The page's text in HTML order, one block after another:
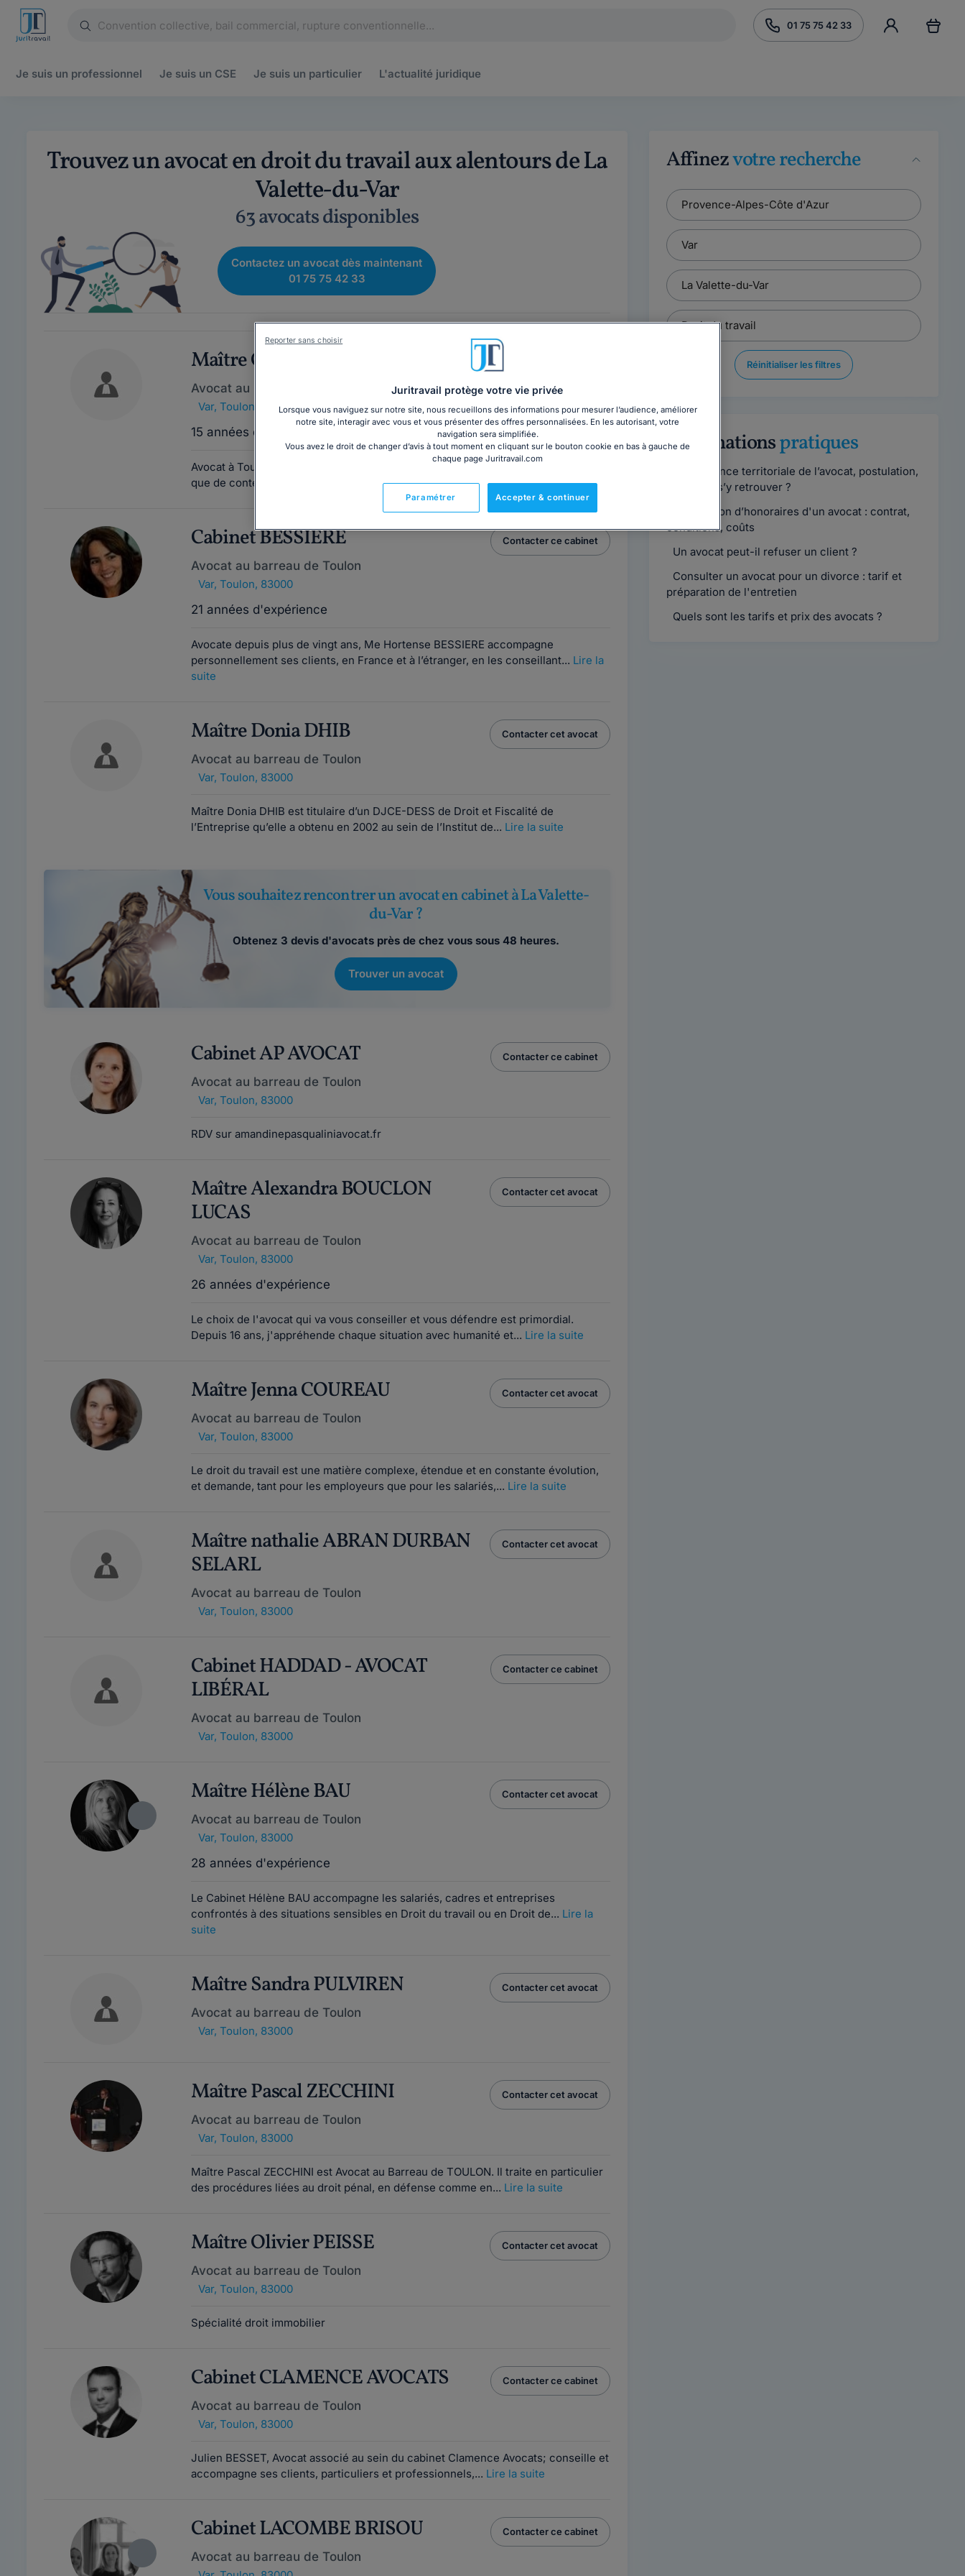
01 75 75 42 33
Je suis un professionnel Je suis un CSE Je suis un particulier L'actualité juridique
Trouvez un avocat en droit du travail aux alentours de La
Valette-du-Var
63 avocats disponibles
Contactez un avocat dès maintenant
01 75 75 42 33
Maître Catherine MISSUC
Avocat au barreau de Toulon
Var, Toulon, 83000
15 années d'expérience
Avocat à Toulon, Maître Catherine MISSUC intervient tant en matière de conseil
que de contentieux, principalement en Droit de la famille, des...Lire la suite
Cabinet BESSIERE
Avocat au barreau de Toulon
Var, Toulon, 83000
21 années d'expérience
Contacter ce cabinet
Avocate depuis plus de vingt ans, Me Hortense BESSIERE accompagne
personnellement ses clients, en France et à l’étranger, en les conseillant... Lire la
suite
Maître Donia DHIB
Avocat au barreau de Toulon
Var, Toulon, 83000
Contacter cet avocat
Maître Donia DHIB est titulaire d’un DJCE-DESS de Droit et Fiscalité de
l’Entreprise qu’elle a obtenu en 2002 au sein de l’Institut de... Lire la suite
Vous souhaitez rencontrer un avocat en cabinet à La Valette-
du-Var ?
Obtenez 3 devis d'avocats près de chez vous sous 48 heures.
Trouver un avocat
Cabinet AP AVOCAT
Avocat au barreau de Toulon
Var, Toulon, 83000
Contacter ce cabinet
RDV sur amandinepasqualiniavocat.fr
Maître Alexandra BOUCLON
LUCAS
Avocat au barreau de Toulon
Var, Toulon, 83000
26 années d'expérience
Contacter cet avocat
Le choix de l'avocat qui va vous conseiller et vous défendre est primordial.
Depuis 16 ans, j'appréhende chaque situation avec humanité et... Lire la suite
Maître Jenna COUREAU
Avocat au barreau de Toulon
Var, Toulon, 83000
Contacter cet avocat
Le droit du travail est une matière complexe, étendue et en constante évolution,
et demande, tant pour les employeurs que pour les salariés,... Lire la suite
Maître nathalie ABRAN DURBAN
SELARL
Avocat au barreau de Toulon
Var, Toulon, 83000
Contacter cet avocat
Cabinet HADDAD - AVOCAT
LIBÉRAL
Avocat au barreau de Toulon
Var, Toulon, 83000
Contacter ce cabinet
Maître Hélène BAU
Avocat au barreau de Toulon
Var, Toulon, 83000
28 années d'expérience
Contacter cet avocat
Le Cabinet Hélène BAU accompagne les salariés, cadres et entreprises
confrontés à des situations sensibles en Droit du travail ou en Droit de... Lire la
suite
Maître Sandra PULVIREN
Avocat au barreau de Toulon
Var, Toulon, 83000
Contacter cet avocat
Maître Pascal ZECCHINI
Avocat au barreau de Toulon
Var, Toulon, 83000
Contacter cet avocat
Maître Pascal ZECCHINI est Avocat au Barreau de TOULON. Il traite en particulier
des procédures liées au droit pénal, en défense comme en... Lire la suite
Maître Olivier PEISSE
Avocat au barreau de Toulon
Var, Toulon, 83000
Contacter cet avocat
Spécialité droit immobilier
Cabinet CLAMENCE AVOCATS
Avocat au barreau de Toulon
Var, Toulon, 83000
Contacter ce cabinet
Julien BESSET, Avocat associé au sein du cabinet Clamence Avocats; conseille et
accompagne ses clients, particuliers et professionnels,... Lire la suite
Cabinet LACOMBE BRISOU
Avocat au barreau de Toulon
Contacter ce cabinet
Affinezvotre recherche
Réinitialiser les filtres
Informationspratiques
Compétence territoriale de l’avocat, postulation,
comment s’y retrouver ?
Convention d’honoraires d'un avocat : contrat,
conditions, coûts
Un avocat peut-il refuser un client ?
Consulter un avocat pour un divorce : tarif et
préparation de l'entretien
Quels sont les tarifs et prix des avocats ?
Juritravail protège votre vie privée
Lorsque vous naviguez sur notre site, nous recueillons des informations pour mesurer l’audience, améliorer
notre site, interagir avec vous et vous présenter des offres personnalisées. En les autorisant, votre
navigation sera simplifiée.
Vous avez le droit de changer d’avis à tout moment en cliquant sur le bouton cookie en bas à gauche de
chaque page Juritravail.com
Accepter & continuer
Paramétrer
Reporter sans choisir